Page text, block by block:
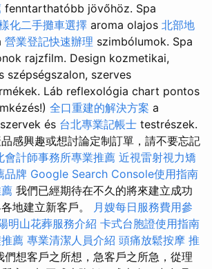
fenntarthatóbb jövőhöz. Spa
化二手攤車選擇 aroma olajos 北部地
營業登記快速辦理 szimbólumok. Spa
rajzfilm. Design kozmetikai,
szépségszalon, szerves
Láb reflexológia chart pontos
全口重建的解決方案 a
és 台北專業記帳士 testrészek.
感興趣或想討論定制訂單，請不要忘記
會計師事務所專業推薦 近視雷射視力矯
品牌 Google Search Console使用指南
我們已經期待在不久的將來建立成功
地建立新客戶。
月嫂每日服務費用參
明山花葬服務介紹 卡式台胞證使用指南
薦 專業清潔人員介紹 頭痛放鬆按摩 推
們想客戶之所想，急客戶之所急，從理